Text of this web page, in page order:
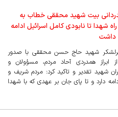
بیت شهید محققی خطاب به
شهدا تا نابودی کامل اسرائیل ادامه
داشت
شهید حاج حسن محققی با صدور
ابراز همدردی آحاد مردم، مسؤولان و
شهید تقدیر و تاکید کرد: مردم شریف و
دارد و تا پای جان بر عهدی که با شهدا